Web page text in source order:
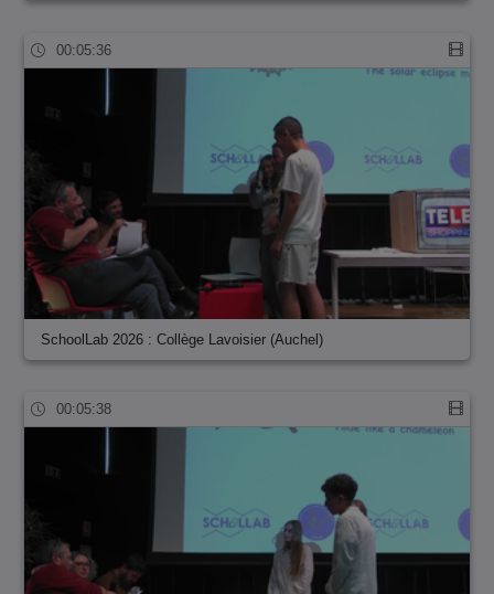
00:05:36
SchoolLab 2026 : Collège Lavoisier (Auchel)
00:05:38